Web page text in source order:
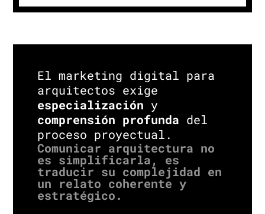
El marketing digital para
arquitectos exige
especialización y
comprensión profunda del
proceso proyectual.
Comunicar arquitectura no
es simplificarla, es
traducir su complejidad en
un relato coherente y
estratégico.